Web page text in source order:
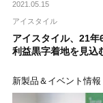
2021.05.15
アイスタイル
アイスタイル、21
利益黒字着地を見込
新製品＆イベント情報